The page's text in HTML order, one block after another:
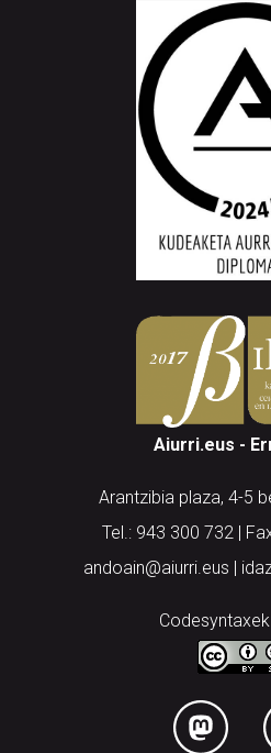
Aiurri.eus -
Arantzibia plaza, 4-5
Tel.: 943 300 732 |
andoain@aiurri.eus |